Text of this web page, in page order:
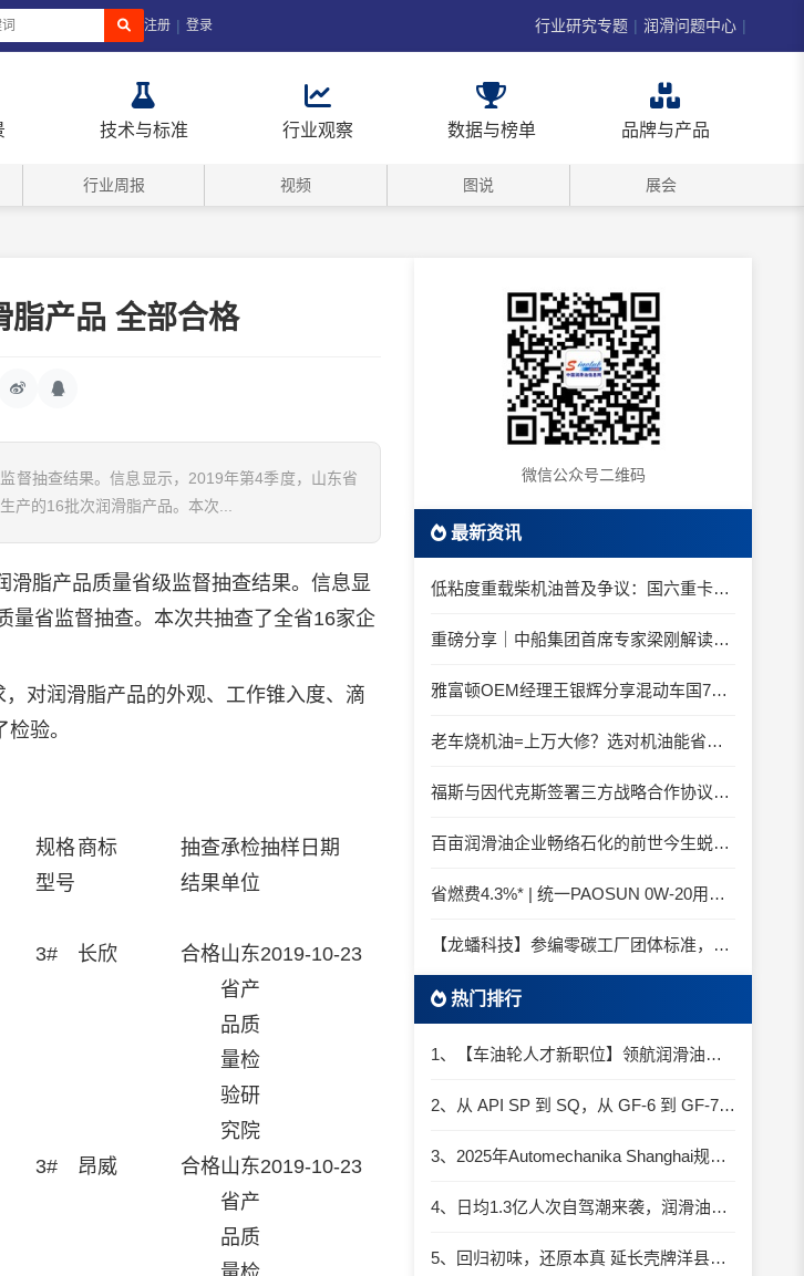
注册 | 登录 行业研究专题 | 润滑问题中心 |
技术与标准 行业观察 数据与榜单 品牌与产品
行业周报 视频 图说 展会
脂产品 全部合格
督抽查结果。信息显示，2019年第4季度，山东省
产的16批次润滑脂产品。本次...
脂产品质量省级监督抽查结果。信息显
量省监督抽查。本次共抽查了全省16家企
对润滑脂产品的外观、工作锥入度、滴
验。
规格
型号
商标
抽查
结果
承检
单位
抽样日期
3# 长欣 合格山东
省产
品质
量检
验研
究院
2019-10-23
3# 昂威 合格山东
省产
品质
2019-10-23
微信公众号二维码
最新资讯
低粘度重载柴机油普及争议：国六重卡长期山区重载工况是否适合0W-20柴油机油？
重磅分享｜中船集团首席专家梁刚解读船舶动力润滑需求
雅富顿OEM经理王银辉分享混动车国7后处理系统的润滑油要求
老车烧机油=上万大修？选对机油能省大钱！
福斯与因代克斯签署三方战略合作协议，覆盖全系列机床
百亩润滑油企业畅络石化的前世今生蜕变之路
省燃费4.3%* | 统一PAOSUN 0W-20用认证和标准说话
【龙蟠科技】参编零碳工厂团体标准，龙蟠科技以绿色智造锚定零碳未来
热门排行
1、【车油轮人才新职位】领航润滑油优质职位招聘
2、从 API SP 到 SQ，从 GF-6 到 GF-7：润滑油技术壁垒再升高，你准备好了吗？
3、2025年Automechanika Shanghai规模再度扩大：首次启用国家会展中心（上海）全部15个展馆
4、日均1.3亿人次自驾潮来袭，润滑油行业解锁增长新密码​
5、回归初味，还原本真 延长壳牌洋县踏春自驾游